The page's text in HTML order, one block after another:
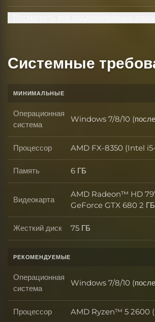
Системные
МИНИМАЛЬНЫЕ
Операционная
система
Операционная система
Windows 7/8/10
Процессор Процессор
AMD FX-8350 (Intel
Память Память
6 ГБ
Видеокарта Видеокарта
AMD Radeon™ HD
GeForce GTX 680 2
Жесткий диск Жесткий диск
75 ГБ
РЕКОМЕНДУЕМЫЕ
Операционная
система
Операционная система
Windows 7/8/10
Процессор Процессор
AMD Ryzen™ 5 2600